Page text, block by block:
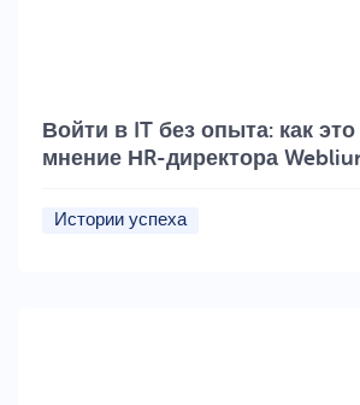
Войти в IT без опыта: как
мнение НR-директора
Истории успеха